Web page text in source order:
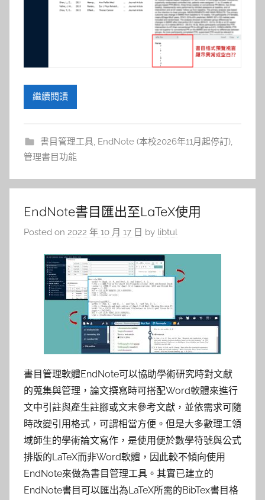
繼續閱讀
書目管理工具, EndNote (本校2026年11月起停訂),
管理書目功能
EndNote書目匯出至LaTeX使用
Posted on 2022 年 10 月 17 日 by libtul
書目管理軟體EndNote可以協助學術研究時對文獻
的蒐集與管理，論文撰寫時可搭配Word軟體來進行
文中引註與產生註腳或文末參考文獻，並依需求可隨
時改變引用格式，可謂相當方便。但是大多數理工領
域師生的學術論文寫作，是使用便於數學符號與公式
排版的LaTeX而非Word軟體，因此較不傾向使用
EndNote來做為書目管理工具。其實已建立的
EndNote書目可以匯出為LaTeX所需的BibTex書目格